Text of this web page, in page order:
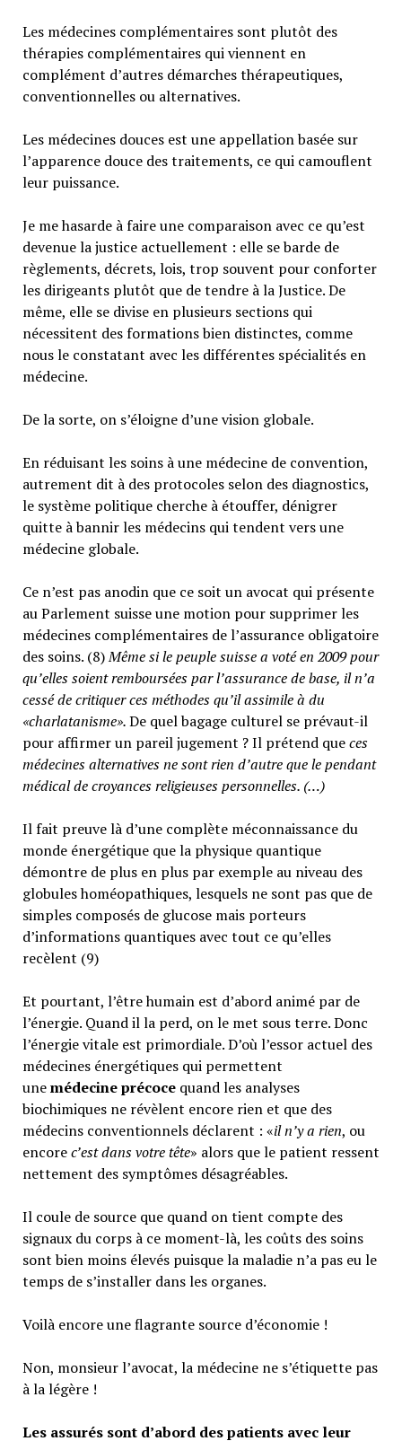
Les médecines complémentaires sont plutôt des
thérapies complémentaires qui viennent en
complément d’autres démarches thérapeutiques,
conventionnelles ou alternatives.
Les médecines douces est une appellation basée sur
l’apparence douce des traitements, ce qui camouflent
leur puissance.
Je me hasarde à faire une comparaison avec ce qu’est
devenue la justice actuellement : elle se barde de
règlements, décrets, lois, trop souvent pour conforter
les dirigeants plutôt que de tendre à la Justice. De
même, elle se divise en plusieurs sections qui
nécessitent des formations bien distinctes, comme
nous le constatant avec les différentes spécialités en
médecine.
De la sorte, on s’éloigne d’une vision globale.
En réduisant les soins à une médecine de convention,
autrement dit à des protocoles selon des diagnostics,
le système politique cherche à étouffer, dénigrer
quitte à bannir les médecins qui tendent vers une
médecine globale.
Ce n’est pas anodin que ce soit un avocat qui présente
au Parlement suisse une motion pour supprimer les
médecines complémentaires de l’assurance obligatoire
des soins. (8)Même si le peuple suisse a voté en 2009 pour
qu’elles soient remboursées par l’assurance de base, il n’a
cessé de critiquer ces méthodes qu’il assimile à du
«charlatanisme».De quel bagage culturel se prévaut-il
pour affirmer un pareil jugement ? Il prétend queces
médecines alternatives ne sont rien d’autre que le pendant
médical de croyances religieuses personnelles. (…)
Il fait preuve là d’une complète méconnaissance du
monde énergétique que la physique quantique
démontre de plus en plus par exemple au niveau des
globules homéopathiques, lesquels ne sont pas que de
simples composés de glucose mais porteurs
d’informations quantiques avec tout ce qu’elles
recèlent (9)
Et pourtant, l’être humain est d’abord animé par de
l’énergie. Quand il la perd, on le met sous terre. Donc
l’énergie vitale est primordiale. D’où l’essor actuel des
médecines énergétiques qui permettent
unemédecine précoce quand les analyses
biochimiques ne révèlent encore rien et que des
médecins conventionnels déclarent : «il n’y a rien, ou
encorec’est dans votre tête» alors que le patient ressent
nettement des symptômes désagréables.
Il coule de source que quand on tient compte des
signaux du corps à ce moment-là, les coûts des soins
sont bien moins élevés puisque la maladie n’a pas eu le
temps de s’installer dans les organes.
Voilà encore une flagrante source d’économie !
Non, monsieur l’avocat, la médecine ne s’étiquette pas
à la légère !
Les assurés sont d’abord des patients avec leur